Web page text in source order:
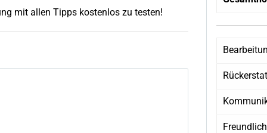
mit allen Tipps kostenlos zu testen!